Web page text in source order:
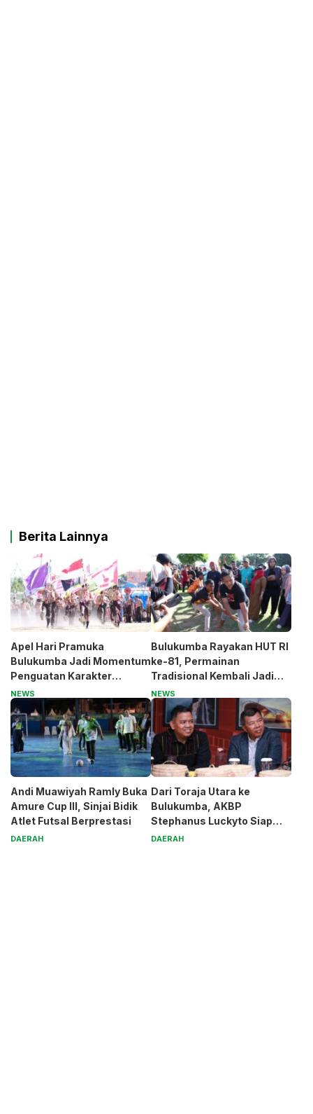
Berita Lainnya
Apel Hari Pramuka
Bulukumba Jadi Momentum
Penguatan Karakter
Generasi Muda
NEWS
Bulukumba Rayakan HUT RI
ke-81, Permainan
Tradisional Kembali Jadi
Magnet
NEWS
Andi Muawiyah Ramly Buka
Amure Cup III, Sinjai Bidik
Atlet Futsal Berprestasi
DAERAH
Dari Toraja Utara ke
Bulukumba, AKBP
Stephanus Luckyto Siap
Jaga Kamtibmas
DAERAH